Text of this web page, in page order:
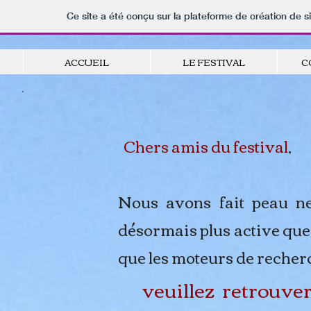
Ce site a été conçu sur la plateforme de création de
ACCUEIL LE FESTIVAL
Chers amis du festival,
Nous avons fait peau
désormais plus active
que les moteurs de
veuillez